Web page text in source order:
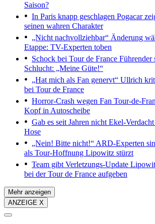
Saison?
In Paris knapp geschlagen Pogacar
seinen wahren Charakter
„Nicht nachvollziehbar“ Änderung
Etappe: TV-Experten toben
Schock bei Tour de France Führender
Schlucht: „Meine Güte!“
„Hat mich als Fan genervt“ Ullrich
bei Tour de France
Horror-Crash wegen Fan Tour-de-
Kopf in Autoscheibe
Gab es seit Jahren nicht Ekel-
Hose
„Nein! Bitte nicht!“ ARD-Experten
als Tour-Hoffnung Lipowitz stürzt
Team gibt Verletzungs-Update
bei der Tour de France aufgeben
Mehr anzeigen
ANZEIGE X